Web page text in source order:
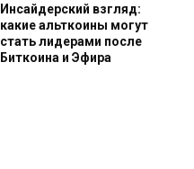
Инсайдерский взгляд:
какие альткоины могут
стать лидерами после
Биткоина и Эфира